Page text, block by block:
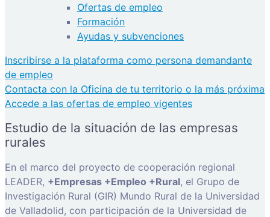
Ofertas de empleo
Formación
Ayudas y subvenciones
Inscribirse a la plataforma como persona demandante
de empleo
Contacta con la Oficina de tu territorio o la más próxima
Accede a las ofertas de empleo vigentes
Estudio de la situación de las empresas
rurales
En el marco del proyecto de cooperación regional
LEADER, +Empresas +Empleo +Rural, el Grupo de
Investigación Rural (GIR) Mundo Rural de la Universidad
de Valladolid, con participación de la Universidad de